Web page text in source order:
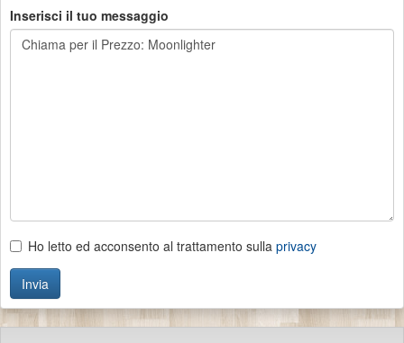
Inserisci il tuo messaggio
Ho letto ed acconsento al trattamento sulla privacy